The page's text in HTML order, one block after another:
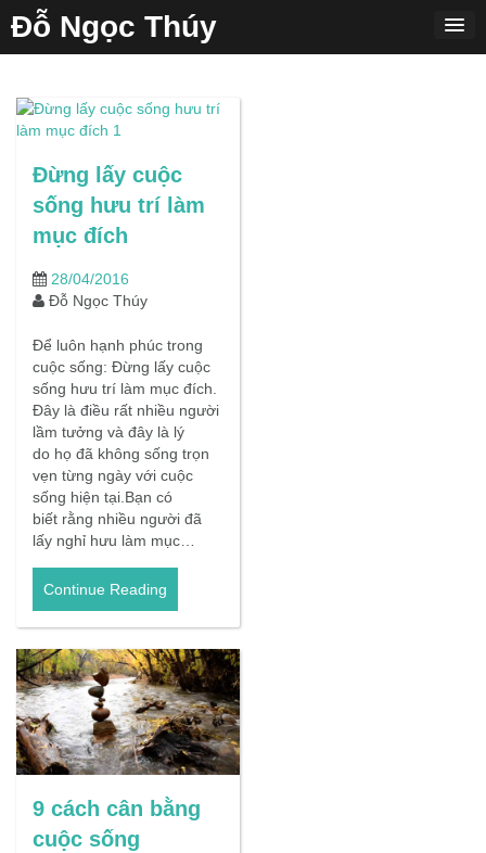
to
content
Đỗ Ngọc Thúy
Đừng lấy cuộc
sống hưu trí làm
mục đích
28/04/2016
Đỗ Ngọc Thúy
Để luôn hạnh phúc trong
cuộc sống: Đừng lấy cuộc
sống hưu trí làm mục đích.
Đây là điều rất nhiều người
lầm tưởng và đây là lý
do họ đã không sống trọn
vẹn từng ngày với cuộc
sống hiện tại.Bạn có
biết rằng nhiều người đã
lấy nghỉ hưu làm mục…
Continue Reading
9 cách cân bằng
cuộc sống